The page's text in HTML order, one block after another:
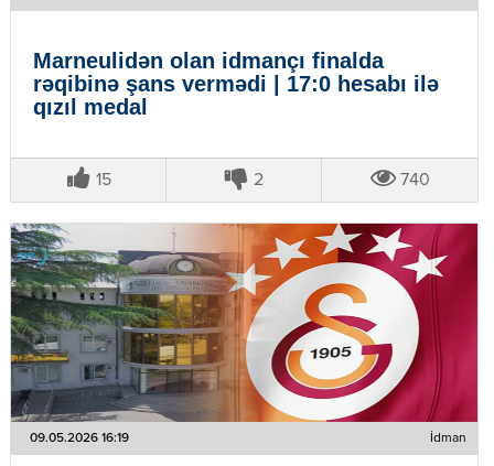
Marneulidən olan idmançı finalda
rəqibinə şans vermədi | 17:0 hesabı ilə
qızıl medal
15 2 740
09.05.2026 16:19 İdman